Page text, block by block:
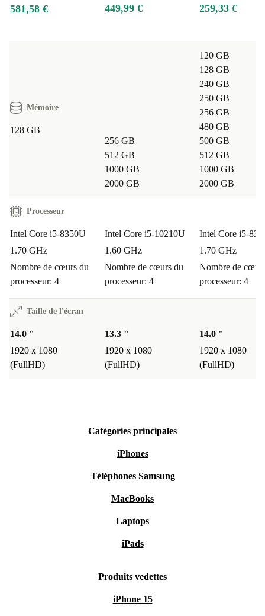
581,58 € 449,99 € 259,33 €
Mémoire
128 GB
256 GB
512 GB
1000 GB
2000 GB
120 GB
128 GB
240 GB
250 GB
256 GB
480 GB
500 GB
512 GB
1000 GB
2000 GB
Processeur
Intel Core i5-8350U
1.70 GHz
Nombre de cœurs du
processeur: 4
Intel Core i5-10210U
1.60 GHz
Nombre de cœurs du
processeur: 4
Intel Core i5-
1.70 GHz
Nombre de
processeur: 4
Taille de l'écran
14.0 "
1920 x 1080
(FullHD)
13.3 "
1920 x 1080
(FullHD)
14.0 "
1920 x 1080
(FullHD)
Catégories principales
iPhones
Téléphones Samsung
MacBooks
Laptops
iPads
Produits vedettes
iPhone 15